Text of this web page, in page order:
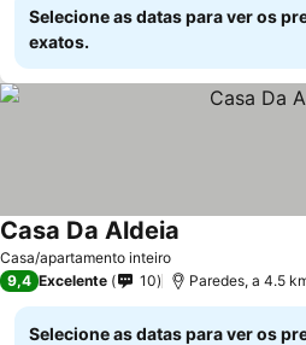
Selecione as datas para ver os
exatos.
Casa/apartamento inteiro
Casa Da Aldeia
9,4 Excelente 10 Paredes, a 4.5
Selecione as datas para ver os